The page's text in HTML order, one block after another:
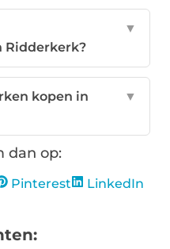
Ridderkerk?
▼
kopen in
▼
dan op:
Pinterest
LinkedIn